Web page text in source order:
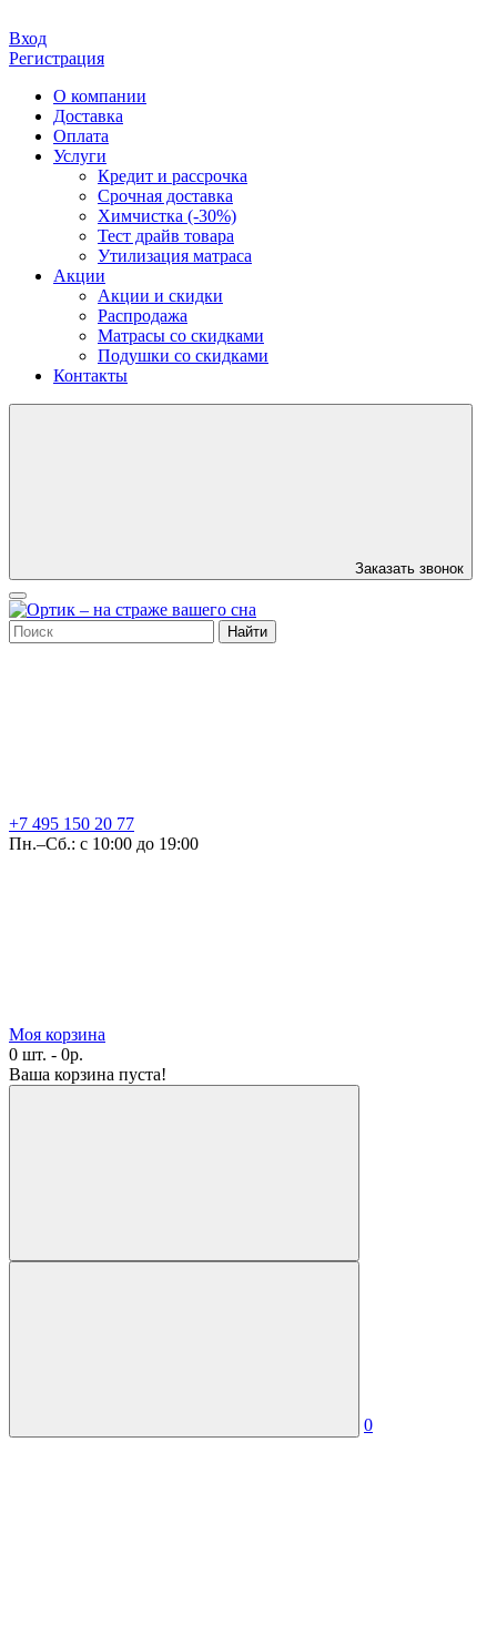
Вход
Регистрация
О компании
Доставка
Оплата
Услуги
Кредит и рассрочка
Срочная доставка
Химчистка (-30%)
Тест драйв товара
Утилизация матраса
Акции
Акции и скидки
Распродажа
Матрасы со скидками
Подушки со скидками
Контакты
Заказать звонок
Найти
+7 495 150 20 77
Пн.–Сб.: с 10:00 до 19:00
Моя корзина
0 шт. - 0р.
Ваша корзина пуста!
0